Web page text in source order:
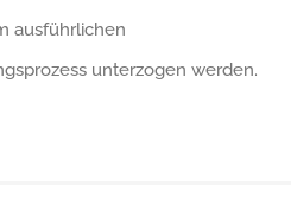
ausführlichen
unterzogen werden.